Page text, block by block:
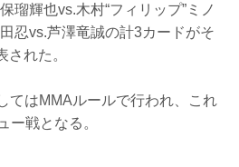
瑠輝也vs.木村“フィリップ”ミノ
忍vs.芦澤竜誠の計3カードがそ
れた。
てはMMAルールで行われ、これ
ー戦となる。